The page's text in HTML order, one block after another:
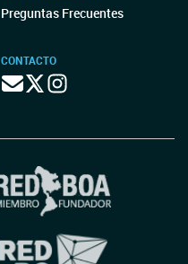
Preguntas Frecuentes
CONTACTO